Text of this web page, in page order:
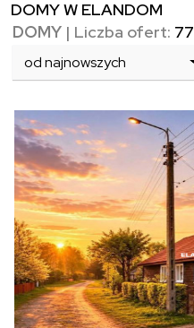
DOMY W ELANDOM
DOMY | Liczba ofert: 77
od najnowszych